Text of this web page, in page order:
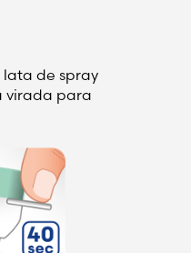
de spray
virada para